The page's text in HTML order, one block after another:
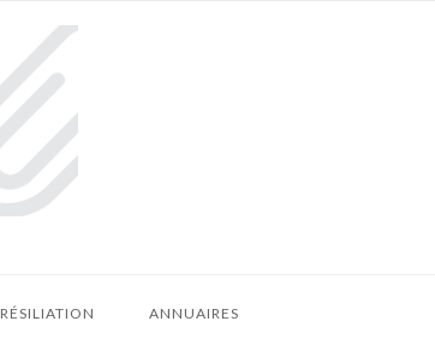
RÉSILIATION ANNUAIRES